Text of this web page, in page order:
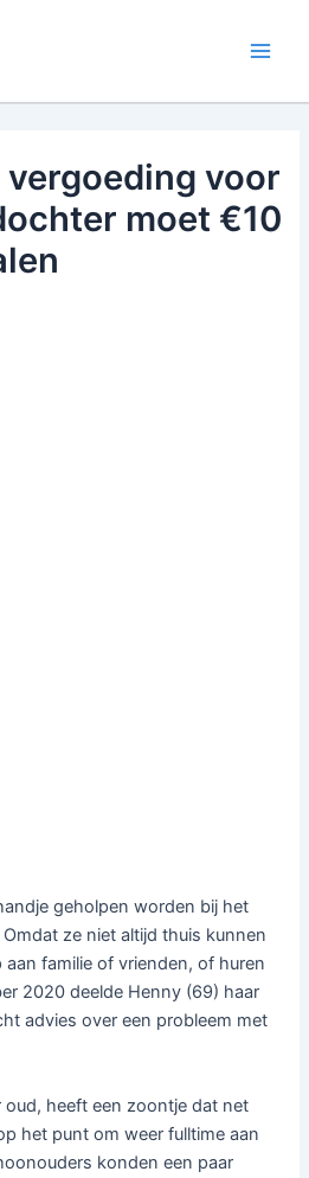
voor
moet €10
geholpen worden bij het
ze niet altijd thuis kunnen
familie of vrienden, of huren
2020 deelde Henny (69) haar
advies over een probleem met
oud, heeft een zoontje dat net
het punt om weer fulltime aan
konden een paar